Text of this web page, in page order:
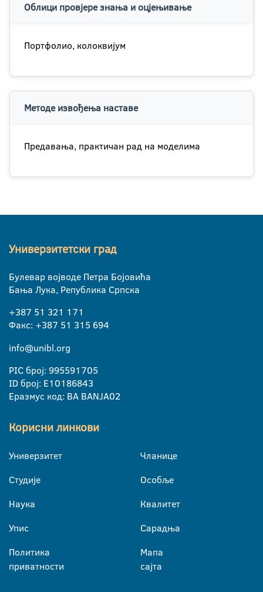
Облици провјере знања и оцјењивање
Портфолио, колоквијум
Методе извођења наставе
Предавања, практичан рад на моделима
Универзитетски град
Булевар војводе Петра Бојовића
Бања Лука, Република Српска
+387 51 321 171
Факс: +387 51 315 694
info@unibl.org
PIC број: 995591705
ID број: E10186843
Еразмус код: BA BANJA02
Корисни линкови
Универзитет
Студије
Наука
Упис
Политика
приватности
Чланице
Особље
Квалитет
Сарадња
Мапа
сајта